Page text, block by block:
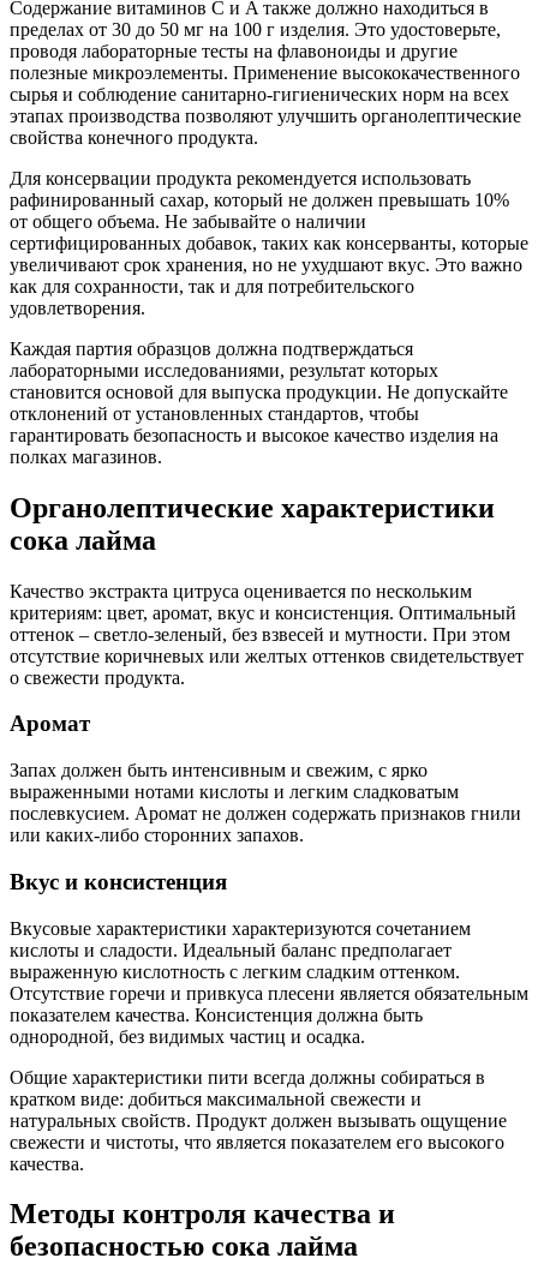
Содержание витаминов C и A также должно находиться в
пределах от 30 до 50 мг на 100 г изделия. Это удостоверьте,
проводя лабораторные тесты на флавоноиды и другие
полезные микроэлементы. Применение высококачественного
сырья и соблюдение санитарно-гигиенических норм на всех
этапах производства позволяют улучшить органолептические
свойства конечного продукта.
Для консервации продукта рекомендуется использовать
рафинированный сахар, который не должен превышать 10%
от общего объема. Не забывайте о наличии
сертифицированных добавок, таких как консерванты, которые
увеличивают срок хранения, но не ухудшают вкус. Это важно
как для сохранности, так и для потребительского
удовлетворения.
Каждая партия образцов должна подтверждаться
лабораторными исследованиями, результат которых
становится основой для выпуска продукции. Не допускайте
отклонений от установленных стандартов, чтобы
гарантировать безопасность и высокое качество изделия на
полках магазинов.
Органолептические характеристики
сока лайма
Качество экстракта цитруса оценивается по нескольким
критериям: цвет, аромат, вкус и консистенция. Оптимальный
оттенок – светло-зеленый, без взвесей и мутности. При этом
отсутствие коричневых или желтых оттенков свидетельствует
о свежести продукта.
Аромат
Запах должен быть интенсивным и свежим, с ярко
выраженными нотами кислоты и легким сладковатым
послевкусием. Аромат не должен содержать признаков гнили
или каких-либо сторонних запахов.
Вкус и консистенция
Вкусовые характеристики характеризуются сочетанием
кислоты и сладости. Идеальный баланс предполагает
выраженную кислотность с легким сладким оттенком.
Отсутствие горечи и привкуса плесени является обязательным
показателем качества. Консистенция должна быть
однородной, без видимых частиц и осадка.
Общие характеристики пити всегда должны собираться в
кратком виде: добиться максимальной свежести и
натуральных свойств. Продукт должен вызывать ощущение
свежести и чистоты, что является показателем его высокого
качества.
Методы контроля качества и
безопасностью сока лайма